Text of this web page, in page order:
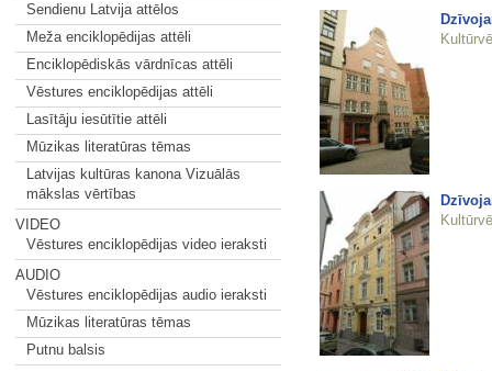
Sendienu Latvija attēlos
Meža enciklopēdijas attēli
Enciklopēdiskās vārdnīcas attēli
Vēstures enciklopēdijas attēli
Lasītāju iesūtītie attēli
Mūzikas literatūras tēmas
Latvijas kultūras kanona Vizuālās
mākslas vērtības
VIDEO
Vēstures enciklopēdijas video ieraksti
AUDIO
Vēstures enciklopēdijas audio ieraksti
Mūzikas literatūras tēmas
Putnu balsis